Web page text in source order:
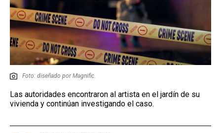
Foto: diseñado por Magnific.
Las autoridades encontraron al artista en el jardín de su
vivienda y continúan investigando el caso.